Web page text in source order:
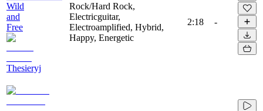
Wild
and
Free
Thesieryj
Rock/Hard Rock,
Electricguitar,
Electroamplified, Hybrid,
Happy, Energetic
2:18 -